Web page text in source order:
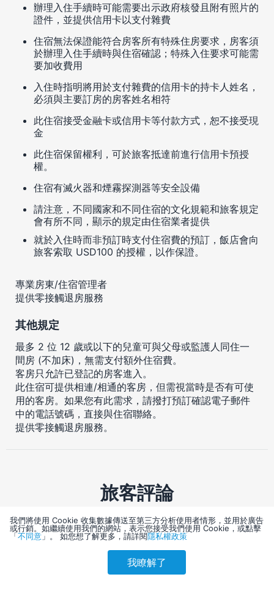
刷卡優惠 會員訂購
辦理入住手續時可能需要出示政府核發且附有照片的
證件，並提供信用卡以支付雜費
住宿無法保證能符合房客所有特殊住房要求，房客須
於辦理入住手續時與住宿確認；特殊入住要求可能需
要加收費用
入住時指明將用於支付雜費的信用卡的持卡人姓名，
必須與主要訂房的房客姓名相符
此住宿接受金融卡或信用卡等付款方式，恕不接受現
金
此住宿保留權利，可於旅客抵達前進行信用卡預授
權。
住宿有滅火器和煙霧探測器等安全設備
請注意，不同國家和不同住宿的文化規範和旅客規定
會有所不同，顯示的規定由住宿業者提供
就於入住時而非預訂時支付住宿費的預訂，飯店會向
旅客索取 USD100 的授權，以作保證。
專業房東/住宿管理者
提供零接觸退房服務
其他規定
最多 2 位 12 歲或以下的兒童可與父母或監護人同住一
間房 (不加床)，無需支付額外住宿費。
客房只允許已登記的房客進入。
此住宿可提供相連/相通的客房，但需視當時是否有可使
用的客房。如果您有此需求，請撥打預訂確認電子郵件
中的電話號碼，直接與住宿聯絡。
提供零接觸退房服務。
旅客評論
4.3 非常好1608 則評論
4.3 4.2
我們將使用 Cookie 收集數據傳送至第三方分析使用者情形，並用於廣告
或行銷。如繼續使用我們的網站，表示您接受我們使用 Cookie，或點擊
「不同意 」。 如您想了解更多，請詳閱隱私權政策
我瞭解了